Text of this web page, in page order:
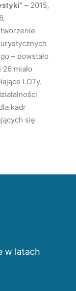
– 2015,
– powstało
miało
LOTy.
kadr
się
w latach